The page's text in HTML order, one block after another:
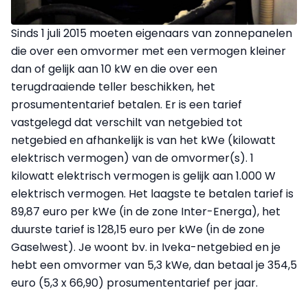
Sinds 1 juli 2015 moeten eigenaars van zonnepanelen
die over een omvormer met een vermogen kleiner
dan of gelijk aan 10 kW en die over een
terugdraaiende teller beschikken, het
prosumententarief betalen. Er is een tarief
vastgelegd dat verschilt van netgebied tot
netgebied en afhankelijk is van het kWe (kilowatt
elektrisch vermogen) van de omvormer(s). 1
kilowatt elektrisch vermogen is gelijk aan 1.000 W
elektrisch vermogen. Het laagste te betalen tarief is
89,87 euro per kWe (in de zone Inter-Energa), het
duurste tarief is 128,15 euro per kWe (in de zone
Gaselwest). Je woont bv. in Iveka-netgebied en je
hebt een omvormer van 5,3 kWe, dan betaal je 354,5
euro (5,3 x 66,90) prosumententarief per jaar.